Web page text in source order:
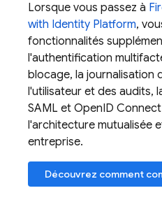
Lorsque vous passez à
with Identity Platform,
fonctionnalités
l'authentification
blocage, la journalisation
l'utilisateur et des audits,
SAML et OpenID
l'architecture mutualisée
entreprise.
Découvrez comment